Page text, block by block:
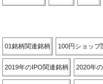
01銘柄関連銘柄 100円ショップ
2019年のIPO関連銘柄 2020年